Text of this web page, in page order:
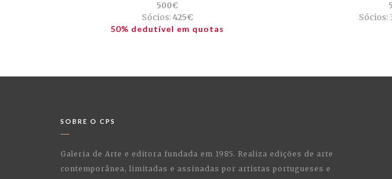
500€
Sócios:425€
50% dedutível em quotas
Sócios:
SOBRE O CPS
Galeria de Arte e editora fundada em 1985. Realiza edições de arte
contemporânea, limitadas e assinadas por artistas portugueses e